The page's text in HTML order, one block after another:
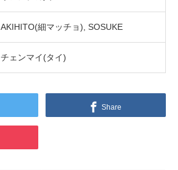
AKIHITO(細マッチョ) SOSUKE
チェンマイ(タイ)
Share